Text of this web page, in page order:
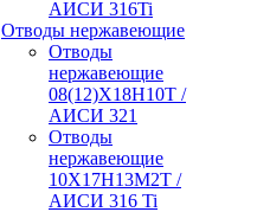
АИСИ 316Ti
Отводы нержавеющие
Отводы
нержавеющие
08(12)Х18Н10Т /
АИСИ 321
Отводы
нержавеющие
10Х17Н13М2Т /
АИСИ 316 Ti